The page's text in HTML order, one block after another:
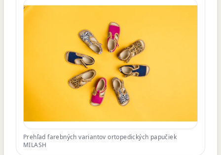
Prehľad farebných variantov ortopedických papučiek
MILASH